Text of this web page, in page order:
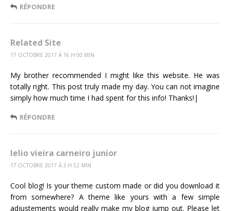
RÉPONDRE
Related Site
17 OCTOBRE 2017 Á 16 H 00 MIN
My brother recommended I might like this website. He was
totally right. This post truly made my day. You can not imagine
simply how much time I had spent for this info! Thanks!|
RÉPONDRE
lelio vieira carneiro junior
17 OCTOBRE 2017 Á 3 H 52 MIN
Cool blog! Is your theme custom made or did you download it
from somewhere? A theme like yours with a few simple
adjustements would really make my blog jump out. Please let